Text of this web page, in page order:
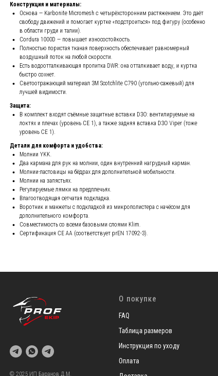
Конструкция и материалы:
Основа — Karbonite Micromesh с четырёхсторонним растяжением. Это даёт
свободу движений и помогает куртке «подстроиться» под фигуру (особенно
в области груди и талии).
Cordura 1000D — повышает износостойкость.
Полностью пористая тканая поверхность обеспечивает равномерный
воздушный поток на любой скорости.
Есть водоотталкивающая пропитка DWR: она отталкивает воду, и куртка
быстро сохнет.
Светоотражающий материал 3M Scotchlite C790 (угольно-сажевый) для
лучшей видимости.
Защита:
В комплект входят съёмные защитные вставки D3O: вентилируемые на
локтях и плечах (уровень CE 1), а также задняя вставка D3O Viper (тоже
уровень CE 1).
Детали для комфорта и удобства:
Молнии YKK.
Два кармана для рук на молнии, один внутренний нагрудный карман.
Молнии-ластовицы на бёдрах для дополнительной мобильности.
Молнии на запястьях.
Регулируемые лямки на предплечьях.
Влагоотводящая сетчатая подкладка.
Воротник и манжеты с подкладкой из микрополистера с начёсом для
дополнительного комфорта.
Совместимость со всеми базовыми слоями Klim.
Сертификация CE AA (соответствует prEN 17092-3).
© 2025 ИП Баранов Д.М.
О покупке
FAQ
Таблица размеров
Инструкция по уходу
Оплата